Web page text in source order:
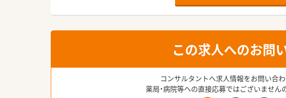
この求人へのお問
コンサルタントへ求人情報をお問い合わ
薬局・病院等への直接応募ではございません